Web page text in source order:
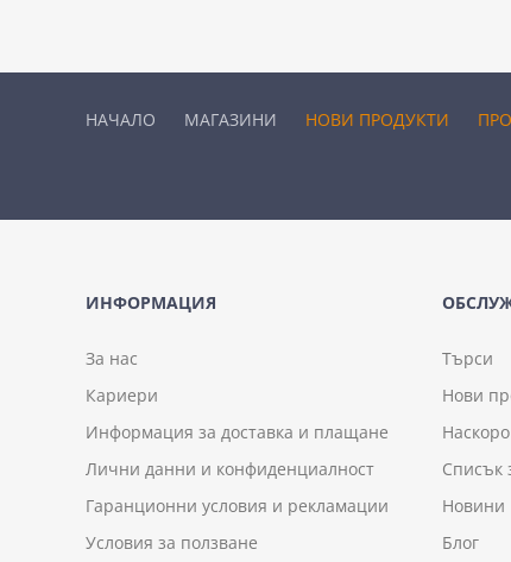
НАЧАЛО МАГАЗИНИ НОВИ ПРОДУКТИ
ИНФОРМАЦИЯ
За нас
Кариери
Информация за доставка и плащане
Лични данни и конфиденциалност
Гаранционни условия и рекламации
Условия за ползване
Търси
Нови
Списък
Новини
Блог